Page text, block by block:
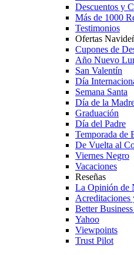
Descuentos y
Más de 1000
Testimonios
Ofertas
Cupones de
Año Nuevo
San Valentín
Día
Semana Santa
Día de la
Graduación
Día del Padre
Temporada de
De Vuelta al
Viernes Negro
Vacaciones
Reseñas
La Opinión de
Acreditaciones
Better
Yahoo
Viewpoints
Trust Pilot